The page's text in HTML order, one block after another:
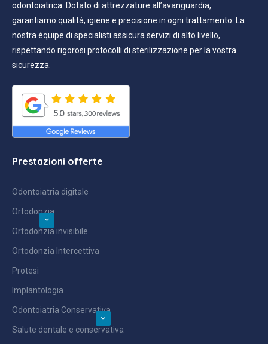
odontoiatrica. Dotato di attrezzature all’avanguardia,
garantiamo qualità, igiene e precisione in ogni trattamento. La
nostra équipe di specialisti assicura servizi di alto livello,
rispettando rigorosi protocolli di sterilizzazione per la vostra
sicurezza.
Prestazioni offerte
Odontoiatria digitale
Ortodonzia
Ortodonzia invisibile
Ortodonzia Intercettiva
Protesi
Implantologia
Odontoiatria Conservativa
Salute dentale e conservativa